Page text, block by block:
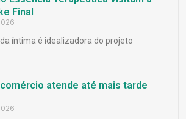
Final
íntima é idealizadora do projeto
comércio atende até mais tarde